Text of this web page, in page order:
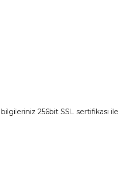
256bit SSL sertifikası